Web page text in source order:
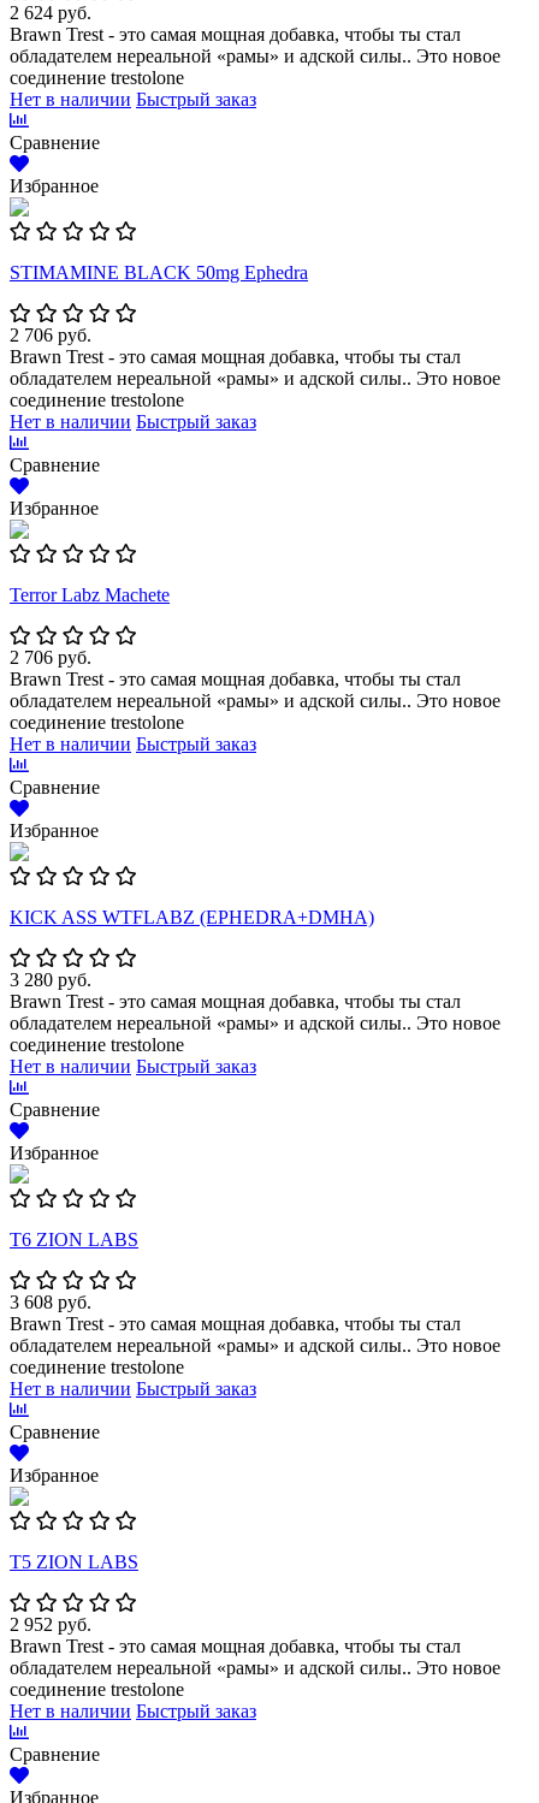
2 624 руб.
Brawn Trest - это самая мощная добавка, чтобы ты стал
обладателем нереальной «рамы» и адской силы.. Это новое
соединение trestolone
Нет в наличии Быстрый заказ
Сравнение
Избранное
STIMAMINE BLACK 50mg Ephedra
2 706 руб.
Brawn Trest - это самая мощная добавка, чтобы ты стал
обладателем нереальной «рамы» и адской силы.. Это новое
соединение trestolone
Нет в наличии Быстрый заказ
Сравнение
Избранное
Terror Labz Machete
2 706 руб.
Brawn Trest - это самая мощная добавка, чтобы ты стал
обладателем нереальной «рамы» и адской силы.. Это новое
соединение trestolone
Нет в наличии Быстрый заказ
Сравнение
Избранное
KICK ASS WTFLABZ (EPHEDRA+DMHA)
3 280 руб.
Brawn Trest - это самая мощная добавка, чтобы ты стал
обладателем нереальной «рамы» и адской силы.. Это новое
соединение trestolone
Нет в наличии Быстрый заказ
Сравнение
Избранное
Т6 ZION LABS
3 608 руб.
Brawn Trest - это самая мощная добавка, чтобы ты стал
обладателем нереальной «рамы» и адской силы.. Это новое
соединение trestolone
Нет в наличии Быстрый заказ
Сравнение
Избранное
Т5 ZION LABS
2 952 руб.
Brawn Trest - это самая мощная добавка, чтобы ты стал
обладателем нереальной «рамы» и адской силы.. Это новое
соединение trestolone
Нет в наличии Быстрый заказ
Сравнение
Избранное